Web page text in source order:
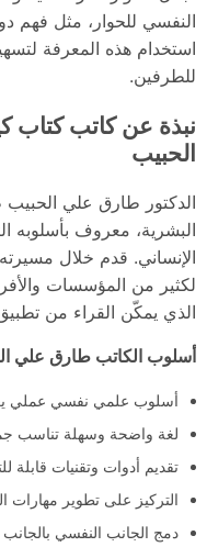
النفسي للحوار، مثل فهم
استخدام هذه المعرفة
للطرفين.
نبذة عن كاتب كتاب
الحبيب
الدكتور طارق علي
البشرية، معروف بأسلوبه
الإنساني. قدم خلال
لكثير من المؤسسات
الذي يمكّن القراء من
أسلوب الكاتب طارق علي
أسلوب علمي نفسي عملي
لغة واضحة وسهلة تناسب
تقديم أدوات وتقنيات قابلة
التركيز على تطوير مهارات
دمج الجانب النفسي بالجانب